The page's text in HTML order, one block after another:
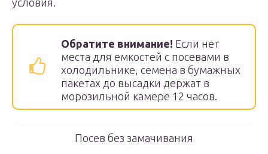
условия.
Обратите внимание! Если нет
места для емкостей с посевами в
холодильнике, семена в бумажных
пакетах до высадки держат в
морозильной камере 12 часов.
Посев без замачивания